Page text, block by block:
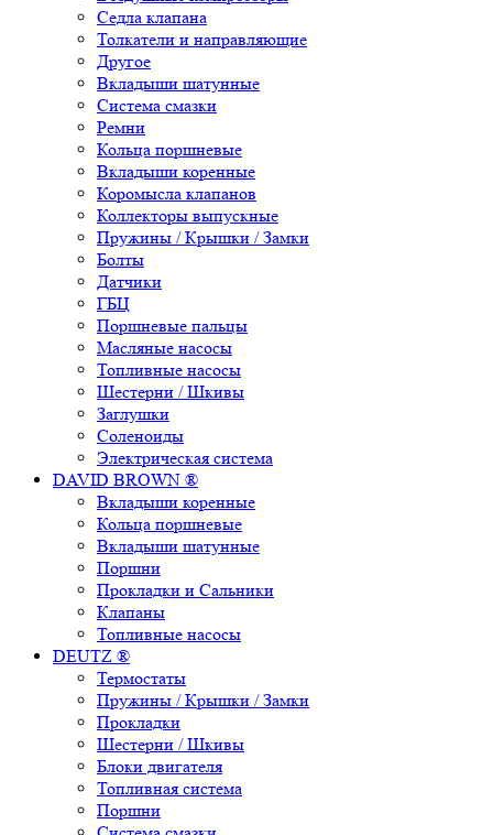
Седла клапана
Толкатели и направляющие
Другое
Вкладыши шатунные
Система смазки
Ремни
Кольца поршневые
Вкладыши коренные
Коромысла клапанов
Коллекторы выпускные
Пружины / Крышки / Замки
Болты
Датчики
ГБЦ
Поршневые пальцы
Масляные насосы
Топливные насосы
Шестерни / Шкивы
Заглушки
Соленоиды
Электрическая система
DAVID BROWN ®
Вкладыши коренные
Кольца поршневые
Вкладыши шатунные
Поршни
Прокладки и Сальники
Клапаны
Топливные насосы
DEUTZ ®
Термостаты
Пружины / Крышки / Замки
Прокладки
Шестерни / Шкивы
Блоки двигателя
Топливная система
Поршни